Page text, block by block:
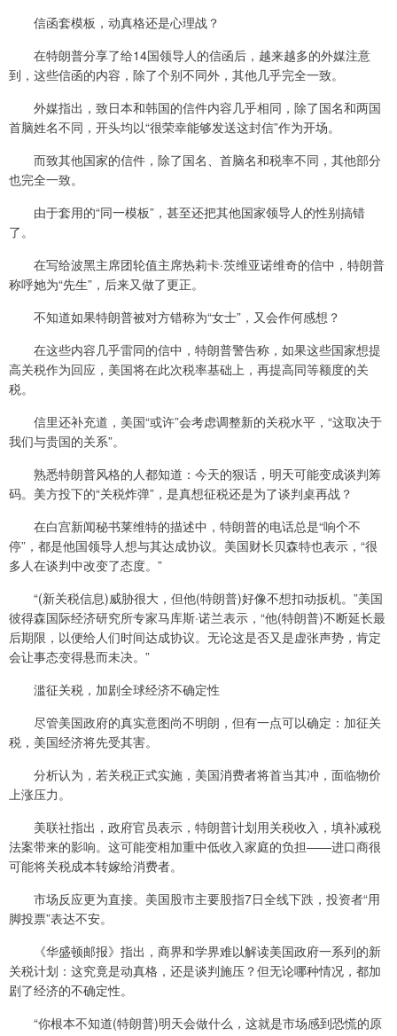
信函套模板，动真格还是心理战？
在特朗普分享了给14国领导人的信函后，越来越多的外媒注意
到，这些信函的内容，除了个别不同外，其他几乎完全一致。
外媒指出，致日本和韩国的信件内容几乎相同，除了国名和两国
首脑姓名不同，开头均以“很荣幸能够发送这封信”作为开场。
而致其他国家的信件，除了国名、首脑名和税率不同，其他部分
也完全一致。
由于套用的“同一模板”，甚至还把其他国家领导人的性别搞错
了。
在写给波黑主席团轮值主席热莉卡·茨维亚诺维奇的信中，特朗普
称呼她为“先生”，后来又做了更正。
不知道如果特朗普被对方错称为“女士”，又会作何感想？
在这些内容几乎雷同的信中，特朗普警告称，如果这些国家想提
高关税作为回应，美国将在此次税率基础上，再提高同等额度的关
税。
信里还补充道，美国“或许”会考虑调整新的关税水平，“这取决于
我们与贵国的关系”。
熟悉特朗普风格的人都知道：今天的狠话，明天可能变成谈判筹
码。美方投下的“关税炸弹”，是真想征税还是为了谈判桌再战？
在白宫新闻秘书莱维特的描述中，特朗普的电话总是“响个不
停”，都是他国领导人想与其达成协议。美国财长贝森特也表示，“很
多人在谈判中改变了态度。”
“(新关税信息)威胁很大，但他(特朗普)好像不想扣动扳机。”美国
彼得森国际经济研究所专家马库斯·诺兰表示，“他(特朗普)不断延长最
后期限，以便给人们时间达成协议。无论这是否又是虚张声势，肯定
会让事态变得悬而未决。”
滥征关税，加剧全球经济不确定性
尽管美国政府的真实意图尚不明朗，但有一点可以确定：加征关
税，美国经济将先受其害。
分析认为，若关税正式实施，美国消费者将首当其冲，面临物价
上涨压力。
美联社指出，政府官员表示，特朗普计划用关税收入，填补减税
法案带来的影响。这可能变相加重中低收入家庭的负担——进口商很
可能将关税成本转嫁给消费者。
市场反应更为直接。美国股市主要股指7日全线下跌，投资者“用
脚投票”表达不安。
《华盛顿邮报》指出，商界和学界难以解读美国政府一系列的新
关税计划：这究竟是动真格，还是谈判施压？但无论哪种情况，都加
剧了经济的不确定性。
“你根本不知道(特朗普)明天会做什么，这就是市场感到恐慌的原